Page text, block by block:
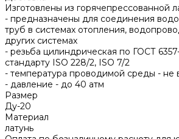
Изготовлены из горячепрессованной
- предназначены для соединения
труб в системах отопления,
других системах
- резьба цилиндрическая по ГОСТ
стандарту ISO 228/2, ISO 7/2
- температура проводимой среды - не
- давление - до 40 атм
Размер
Ду-20
Материал
латунь